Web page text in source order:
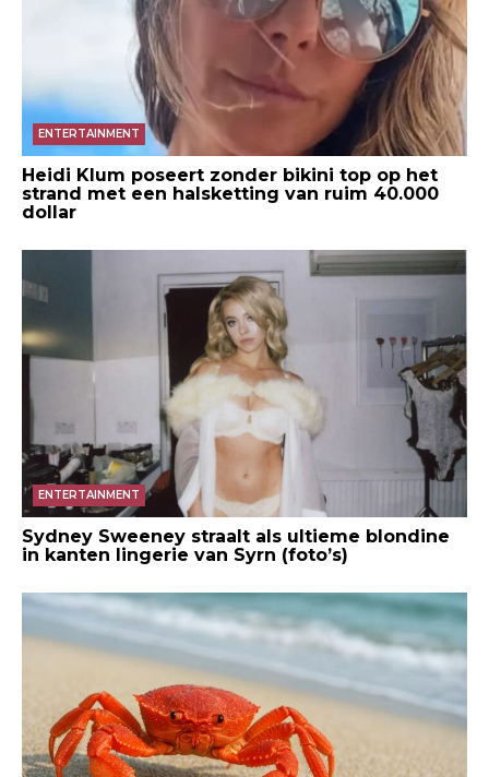
ENTERTAINMENT
Heidi Klum poseert zonder bikini top op het
strand met een halsketting van ruim 40.000
dollar
ENTERTAINMENT
Sydney Sweeney straalt als ultieme blondine
in kanten lingerie van Syrn (foto’s)